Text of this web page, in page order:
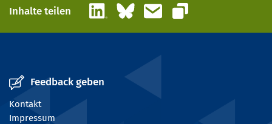
Inhalte teilen LinkedInBlueskyE-Mail
Link kopieren
Feedback geben
Kontakt
Impressum